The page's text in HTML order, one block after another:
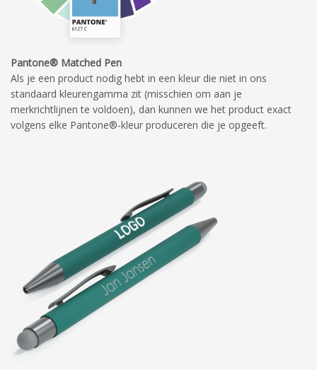
Pantone® Matched Pen
Als je een product nodig hebt in een kleur die niet in ons
standaard kleurengamma zit (misschien om aan je
merkrichtlijnen te voldoen), dan kunnen we het product exact
volgens elke Pantone®-kleur produceren die je opgeeft.